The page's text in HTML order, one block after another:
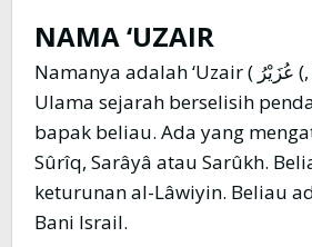
NAMA ‘UZAIR
Namanya adalah ‘Uzair ( عُزَيْرُ (, tetapi para
Ulama sejarah berselisih
bapak beliau. Ada yang
Sûrîq, Sarâyâ atau Sarûkh.
keturunan al-Lâwiyin. Beliau
Bani Israil.